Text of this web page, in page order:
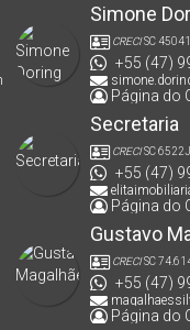
Simone
CRECISC
+55 (47)
Página do
Secretaria
CRECISC 6522J
+55 (47)
Página do
Gustavo
CRECISC
+55 (47)
Página do